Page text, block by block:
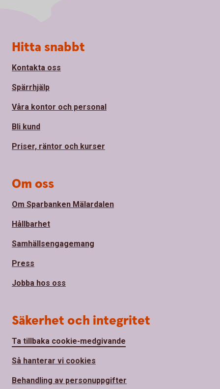
Sidfot
Hitta snabbt
Kontakta oss
Spärrhjälp
Våra kontor och personal
Bli kund
Priser, räntor och kurser
Om oss
Om Sparbanken Mälardalen
Hållbarhet
Samhällsengagemang
Press
Jobba hos oss
Säkerhet och integritet
Ta tillbaka cookie-medgivande
Så hanterar vi cookies
Behandling av personuppgifter